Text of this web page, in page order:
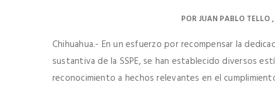
PORJUAN PABLO TELLO
Chihuahua.- En un esfuerzo por recompensar la
sustantiva de la SSPE, se han establecido diversos
reconocimiento a hechos relevantes en el